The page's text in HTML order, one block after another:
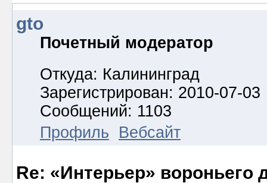
gto
Почетный модератор
Откуда: Калининград
Зарегистрирован: 2010-07-03
Сообщений: 1103
Профиль
Вебсайт
Re: «Интерьер» вороньего